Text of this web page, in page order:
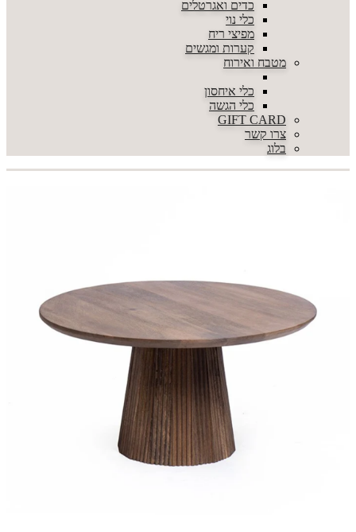
כדים ואגרטלים
כלי נוי
מפיצי ריח
קערות ומגשים
מטבח ואירוח
כלי איחסון
כלי הגשה
GIFT CARD
צרו קשר
בלוג